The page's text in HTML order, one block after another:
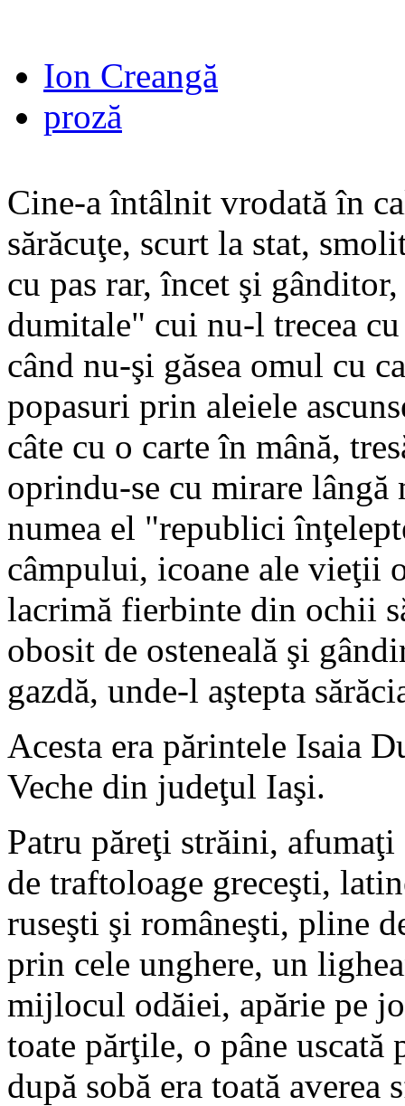
Ion Creangă
proză
Cine-a întâlnit vrodată în
sărăcuţe, scurt la stat,
cu pas rar, încet şi
dumitale" cui nu-l trecea
când nu-şi găsea omul cu
popasuri prin aleiele
câte cu o carte în mână,
oprindu-se cu mirare
numea el "republici
câmpului, icoane ale vieţii
lacrimă fierbinte din ochii
obosit de osteneală şi
gazdă, unde-l aştepta
Acesta era părintele Isaia
Veche din judeţul Iaşi.
Patru păreţi străini,
de traftoloage greceşti,
ruseşti şi româneşti, pline
prin cele unghere, un
mijlocul odăiei, apărie pe
toate părţile, o pâne uscată
după sobă era toată averea